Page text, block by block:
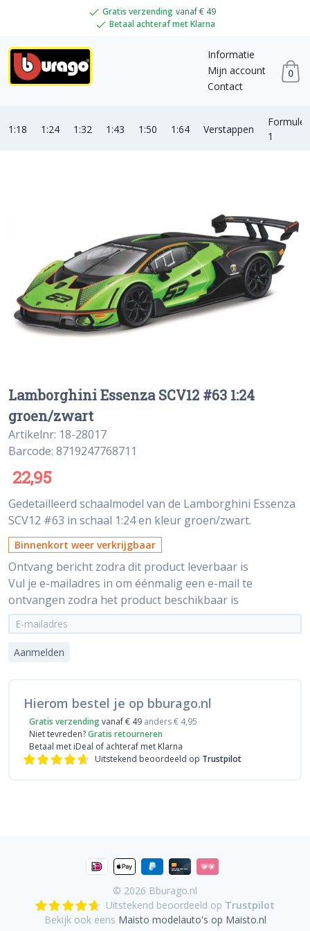
Gratis verzending vanaf € 49
Betaal achteraf met Klarna
Informatie
Mijn account
Contact
0
1:18 1:24 1:32 1:43 1:50 1:64 Verstappen
Formule
1
Lamborghini Essenza SCV12 #63 1:24
groen/zwart
Artikelnr: 18-28017
Barcode: 8719247768711
22,95
Gedetailleerd schaalmodel van de Lamborghini Essenza
SCV12 #63 in schaal 1:24 en kleur groen/zwart.
Binnenkort weer verkrijgbaar
Ontvang bericht zodra dit product leverbaar is
Vul je e-mailadres in om éénmalig een e-mail te
ontvangen zodra het product beschikbaar is
Aanmelden
Hierom bestel je op bburago.nl
Gratis verzendingvanaf € 49 anders € 4,95
Niet tevreden?Gratis retourneren
Betaal met iDeal of achteraf met Klarna
Uitstekend beoordeeld op Trustpilot
© 2026 Bburago.nl
Uitstekend beoordeeld op Trustpilot
Bekijk ook eens Maisto modelauto's op Maisto.nl